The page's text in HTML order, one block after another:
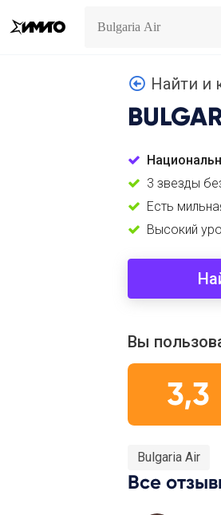
Search
Найти и
3 звезды
Есть
Высокий
Вы
3,3
Bulgaria Air
Все